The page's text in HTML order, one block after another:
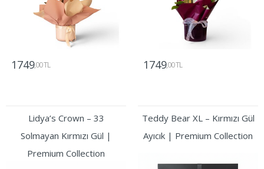
1749,00 TL 1749,00 TL
Lidya’s Crown – 33
Solmayan Kırmızı Gül |
Premium Collection
Teddy Bear XL – Kırmızı Gül
Ayıcık | Premium Collection